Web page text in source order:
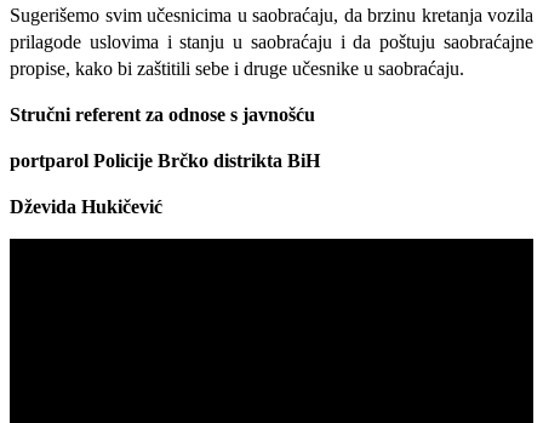
Sugerišemo svim učesnicima u saobraćaju, da brzinu kretanja vozila
prilagode uslovima i stanju u saobraćaju i da poštuju saobraćajne
propise, kako bi zaštitili sebe i druge učesnike u saobraćaju.
Stručni referent za odnose s javnošću
portparol Policije Brčko distrikta BiH
Dževida Hukičević